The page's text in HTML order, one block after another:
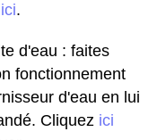
ici.
d'eau : faites
fonctionnement
d'eau en lui
Cliquez ici